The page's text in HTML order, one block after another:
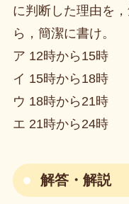
に判断した理由を
ら，簡潔に書け。
ア 12時から15時
イ 15時から18時
ウ 18時から21時
エ 21時から24時
解答・解説